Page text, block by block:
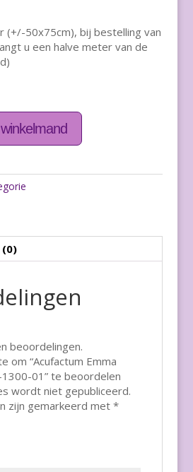
(+/-50x75cm), bij bestelling van
u een halve meter van de
beoordelingen.
om “Acufactum Emma
01” te beoordelen
wordt niet gepubliceerd.
zijn gemarkeerd met *